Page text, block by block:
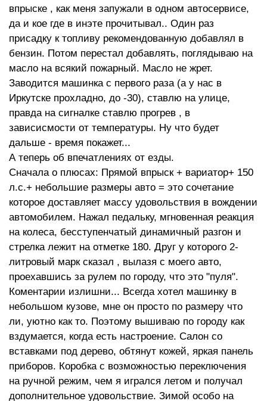
впрыске , как меня запужали в одном автосервисе,
да и кое где в инэте прочитывал.. Один раз
присадку к топливу рекомендованную добавлял в
бензин. Потом перестал добавлять, поглядываю на
масло на всякий пожарный. Масло не жрет.
Заводится машинка с первого раза (а у нас в
Иркутске прохладно, до -30), ставлю на улице,
правда на сигналке ставлю прогрев , в
зависисмости от температуры. Ну что будет
дальше - время покажет...
А теперь об впечатлениях от езды.
Сначала о плюсах: Прямой впрыск + вариатор+ 150
л.с.+ небольшие размеры авто = это сочетание
которое доставляет массу удовольствия в вождении
автомобилем. Нажал педальку, мгновенная реакция
на колеса, бесступенчатый динамичный разгон и
стрелка лежит на отметке 180. Друг у которого 2-
литровый марк сказал , вылазя с моего авто,
проехавшись за рулем по городу, что это "пуля".
Коментарии излишни... Всегда хотел машинку в
небольшом кузове, мне он просто по размеру что
ли, уютно как то. Поэтому вышиваю по городу как
вздумается, когда есть настроение. Салон со
вставками под дерево, обтянут кожей, яркая панель
приборов. Коробка с возможностью переключения
на ручной режим, чем я игрался летом и получал
дополнительное удовольствие. Зимой особо на